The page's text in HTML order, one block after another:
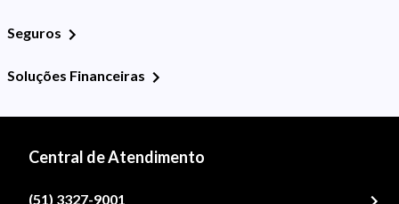
Seguros
Soluções Financeiras
Central de Atendimento
(51) 3327-9001